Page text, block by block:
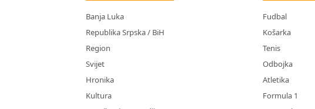
Banja Luka
Republika Srpska / BiH
Region
Svijet
Hronika
Kultura
Fudbal
Košarka
Tenis
Odbojka
Atletika
Formula 1